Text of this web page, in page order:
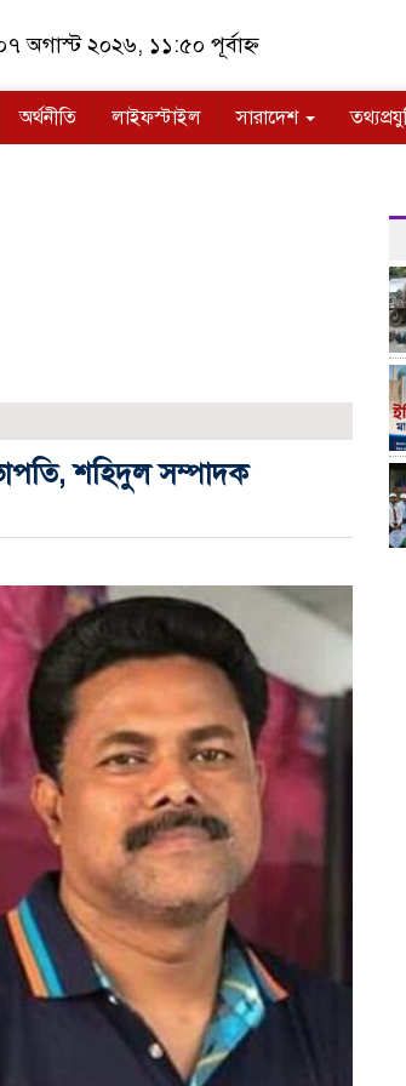
অগাস্ট ২০২৬, ১১:৫০ পূর্বাহ্ন
অর্থনীতি লাইফস্টাইল সারাদেশ
শহিদুল সম্পাদক